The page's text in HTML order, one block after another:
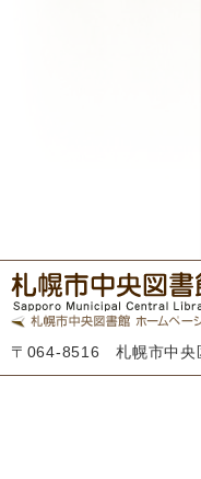
〒064-8516 札幌市中